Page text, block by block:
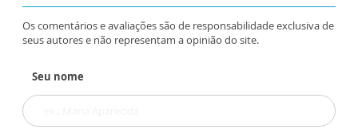
Os comentários e avaliações são de responsabilidade exclusiva de
seus autores e não representam a opinião do site.
Seu nome